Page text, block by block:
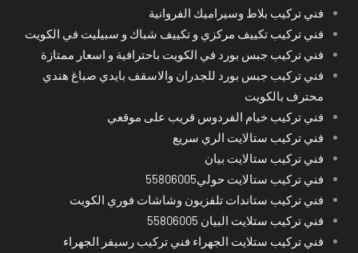
فني تركيب بلاط وسيراميك الفروانية
فني تركيب تكييف مركزي و تكييف شباك و سبيليت في الكويت
فني تركيب جبس بورد في الكويت باحترافية و اسعار ممتازة
فني تركيب جبس بورد للجدران والاسقف بايدي صباغ هندي
محترف بالكويت
فني تركيب خيام الفردوس قريب على موقعي
فني تركيب ستالايت الري سريع
فني تركيب ستالايت بيان
فني تركيب ستالايت حولي55806005
فني تركيب ستاندات تلفزيون وشاشات فوري الكويت
فني تركيب ستلايت البيان 55806005
فني تركيب ستلايت الجهراء فني تركيب رسيفر الجهراء